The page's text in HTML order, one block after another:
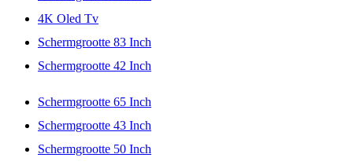
4K Oled Tv
Schermgrootte 83 Inch
Schermgrootte 42 Inch
Schermgrootte 65 Inch
Schermgrootte 43 Inch
Schermgrootte 50 Inch